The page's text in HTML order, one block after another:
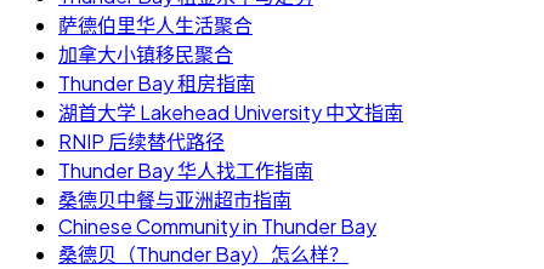
萨德伯里华人生活聚合
加拿大小镇移民聚合
Thunder Bay 租房指南
湖首大学 Lakehead University 中文指南
RNIP 后续替代路径
Thunder Bay 华人找工作指南
桑德贝中餐与亚洲超市指南
Chinese Community in Thunder Bay
桑德贝（Thunder Bay）怎么样？